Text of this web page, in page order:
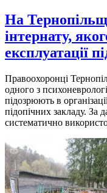
На
інтернату,
експлуатації
Правоохоронці
одного з
підозрюють в
підопічних закладу. За
систематично